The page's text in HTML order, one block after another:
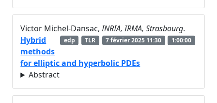
Victor Michel-Dansac,INRIA, IRMA, Strasbourg.
1:00:00
7 février 2025 11:30
TLR
edp
Hybrid
methods
for elliptic and hyperbolic PDEs
Abstract